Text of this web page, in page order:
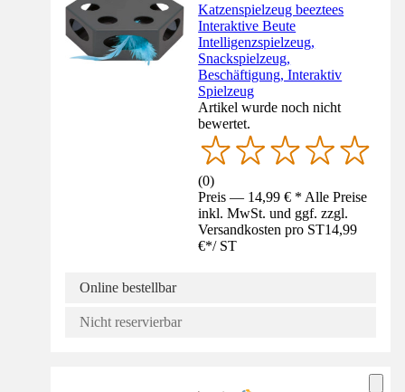
Katzenspielzeug beeztees
Interaktive Beute
Intelligenzspielzeug,
Snackspielzeug,
Beschäftigung, Interaktiv
Spielzeug
Artikel wurde noch nicht
bewertet.
(0)
Preis — 14,99 € * Alle Preise
inkl. MwSt. und ggf. zzgl.
Versandkosten pro ST14,99
€*/ ST
Online bestellbar
Nicht reservierbar